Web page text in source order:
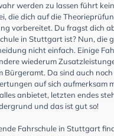
werden zu lassen führt
die dich auf die
vorbereitet. Du fragst dich
in Stuttgart ist? Nun, die
nicht einfach. Einige
wiederum
Bürgeramt. Da sind auch
auf sich aufmerksam
anbietet, letzten endes
und das ist gut so!
Fahrschule in Stuttgart